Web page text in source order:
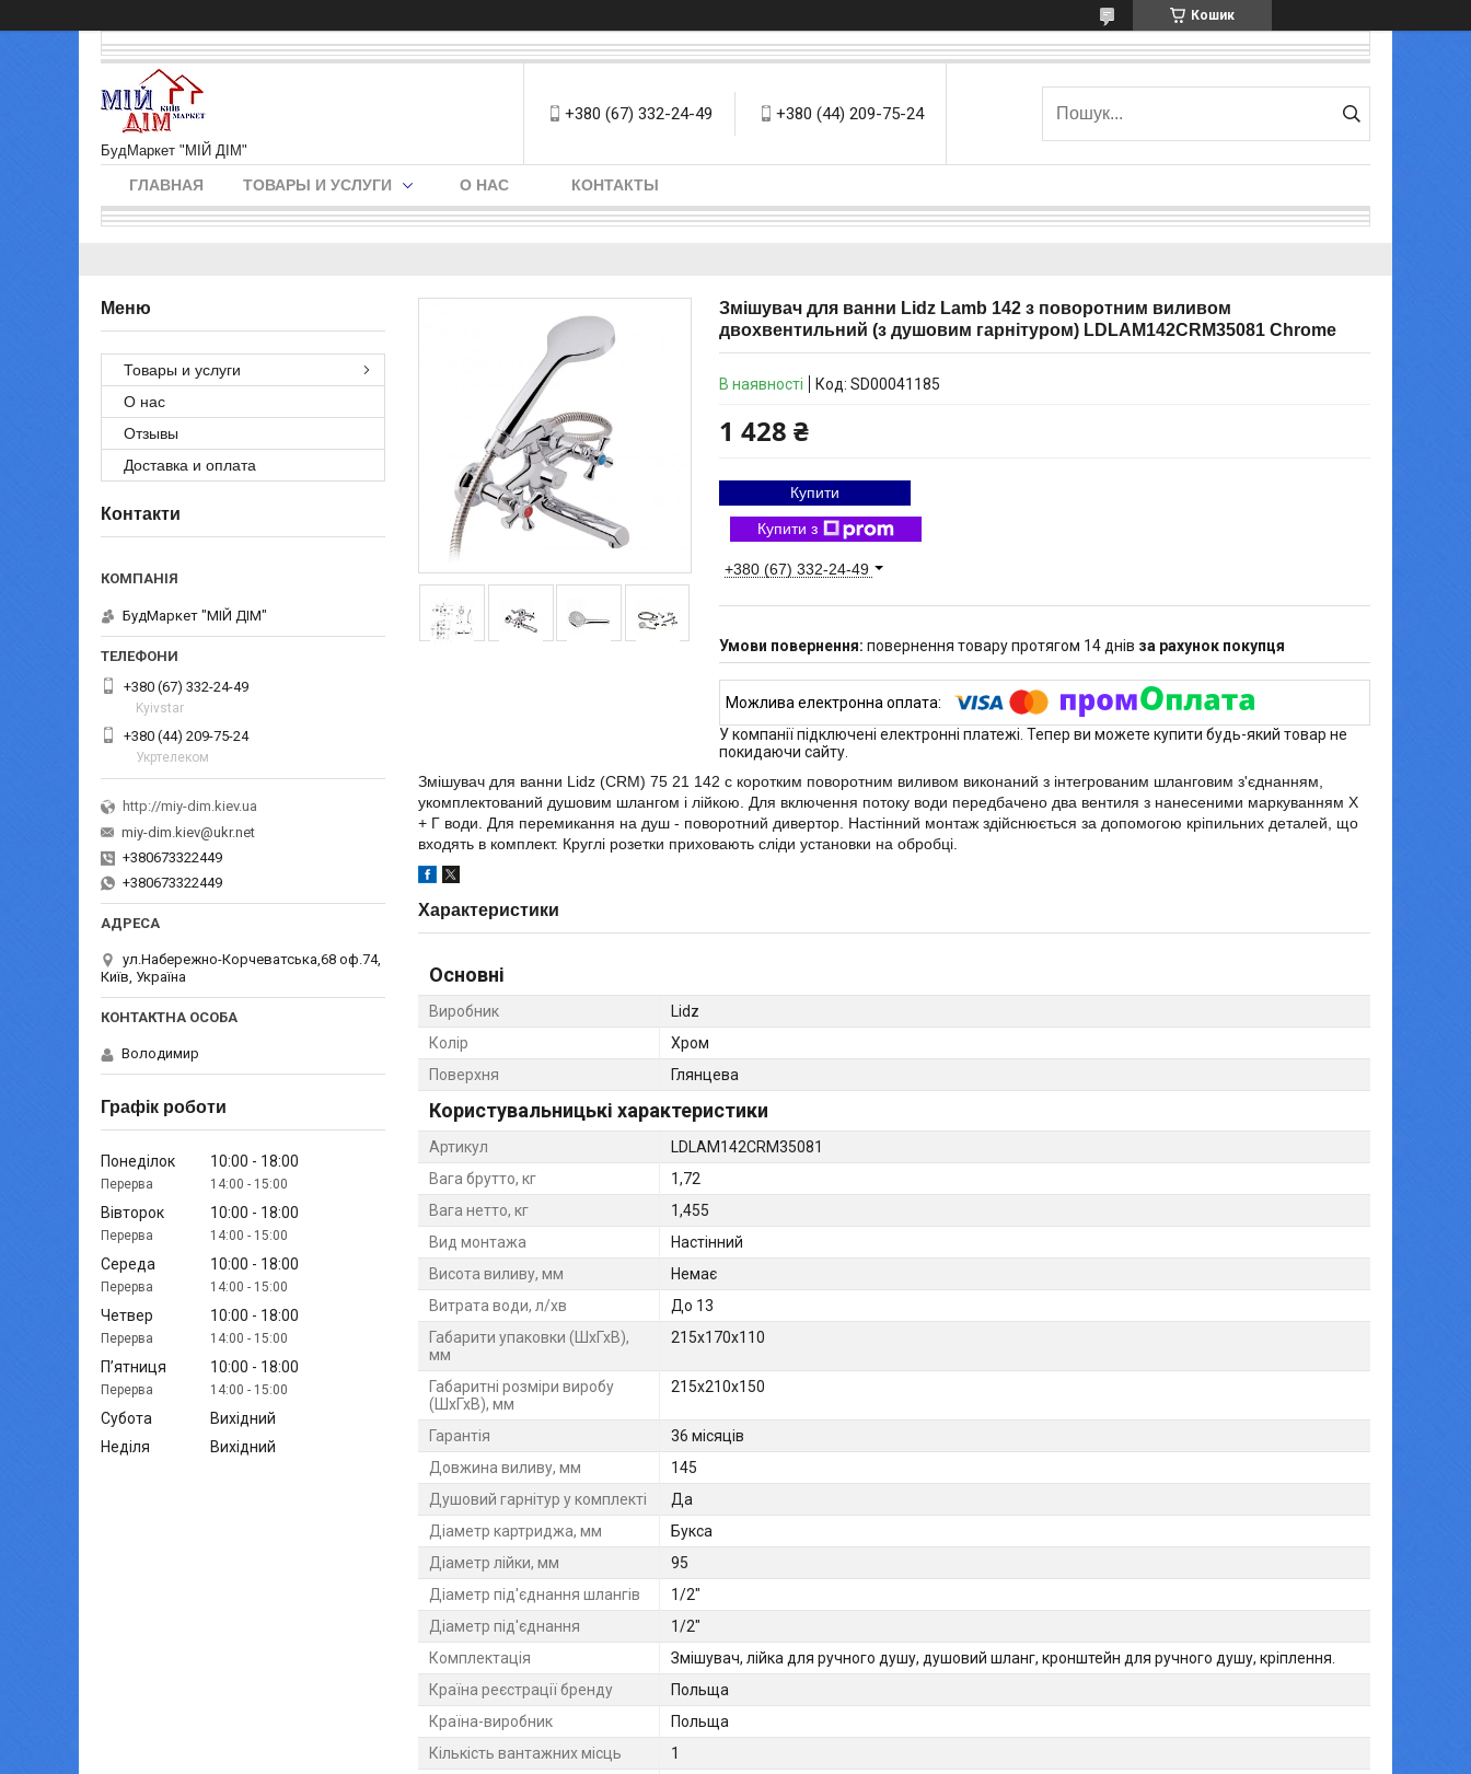
Кошик
БудМаркет "МІЙ ДІМ"
+380 (67) 332-24-49 +380 (44) 209-75-24
ГЛАВНАЯ ТОВАРЫ И УСЛУГИ О НАС КОНТАКТЫ
Змішувач для ванни Lidz Lamb 142 з поворотним виливом
двохвентильний (з душовим гарнітуром) LDLAM142CRM35081 Chrome
В наявності Код: SD00041185
1 428 ₴
Купити
Купити з
+380 (67) 332-24-49
повернення товару протягом 14 днів за рахунок покупця
У компанії підключені електронні платежі. Тепер ви можете купити будь-який товар не
покидаючи сайту.
Змішувач для ванни Lidz (CRM) 75 21 142 с коротким поворотним виливом виконаний з інтегрованим шланговим з'єднанням,
укомплектований душовим шлангом і лійкою. Для включення потоку води передбачено два вентиля з нанесеними маркуванням Х
+ Г води. Для перемикання на душ - поворотний дивертор. Настінний монтаж здійснюється за допомогою кріпильних деталей, що
входять в комплект. Круглі розетки приховають сліди установки на обробці.
Характеристики
Основні
Виробник
Lidz
Колір
Хром
Поверхня
Глянцева
Користувальницькі характеристики
Артикул
LDLAM142CRM35081
Вага брутто, кг
1,72
Вага нетто, кг
1,455
Вид монтажа
Настінний
Висота виливу, мм
Немає
Витрата води, л/хв
До 13
Габарити упаковки (ШхГхВ),
мм
215х170х110
Габаритні розміри виробу
(ШхГхВ), мм
215х210х150
Гарантія
36 місяців
Довжина виливу, мм
145
Душовий гарнітур у комплекті
Да
Діаметр картриджа, мм
Букса
Діаметр лійки, мм
95
Діаметр під'єднання шлангів
1/2"
Діаметр під'єднання
1/2"
Комплектація
Змішувач, лійка для ручного душу, душовий шланг, кронштейн для ручного душу, кріплення.
Країна реєстрації бренду
Польща
Країна-виробник
Польща
Кількість вантажних місць
1
Товары и услуги
О нас
Отзывы
Доставка и оплата
Контакти
БудМаркет "МІЙ ДІМ"
+380 (67) 332-24-49
Kyivstar
+380 (44) 209-75-24
Укртелеком
http://miy-dim.kiev.ua
miy-dim.kiev@ukr.net
+380673322449
+380673322449
ул.Набережно-Корчеватська,68 оф.74,
Київ, Україна
Володимир
Графік роботи
Понеділок 10:00 18:00
14:00 15:00
Вівторок 10:00 18:00
14:00 15:00
Середа 10:00 18:00
14:00 15:00
Четвер 10:00 18:00
14:00 15:00
Пʼятниця 10:00 18:00
14:00 15:00
Субота
Вихідний
Неділя
Вихідний